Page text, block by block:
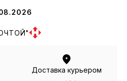
Доставка курьером